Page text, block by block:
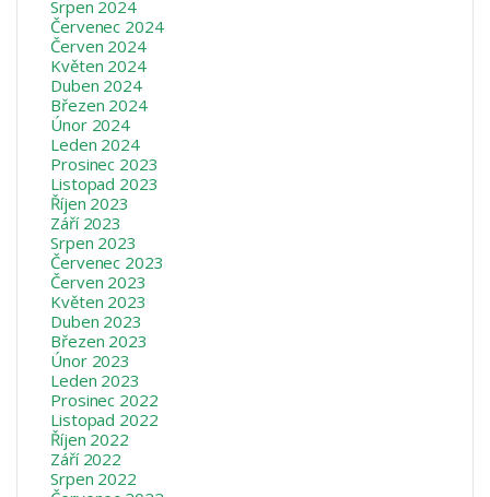
Srpen 2024
Červenec 2024
Červen 2024
Květen 2024
Duben 2024
Březen 2024
Únor 2024
Leden 2024
Prosinec 2023
Listopad 2023
Říjen 2023
Září 2023
Srpen 2023
Červenec 2023
Červen 2023
Květen 2023
Duben 2023
Březen 2023
Únor 2023
Leden 2023
Prosinec 2022
Listopad 2022
Říjen 2022
Září 2022
Srpen 2022